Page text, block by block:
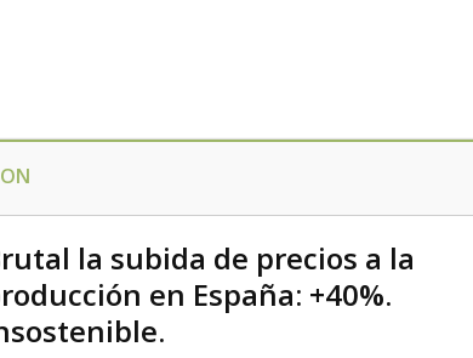
la subida de precios a la
en España: +40%.